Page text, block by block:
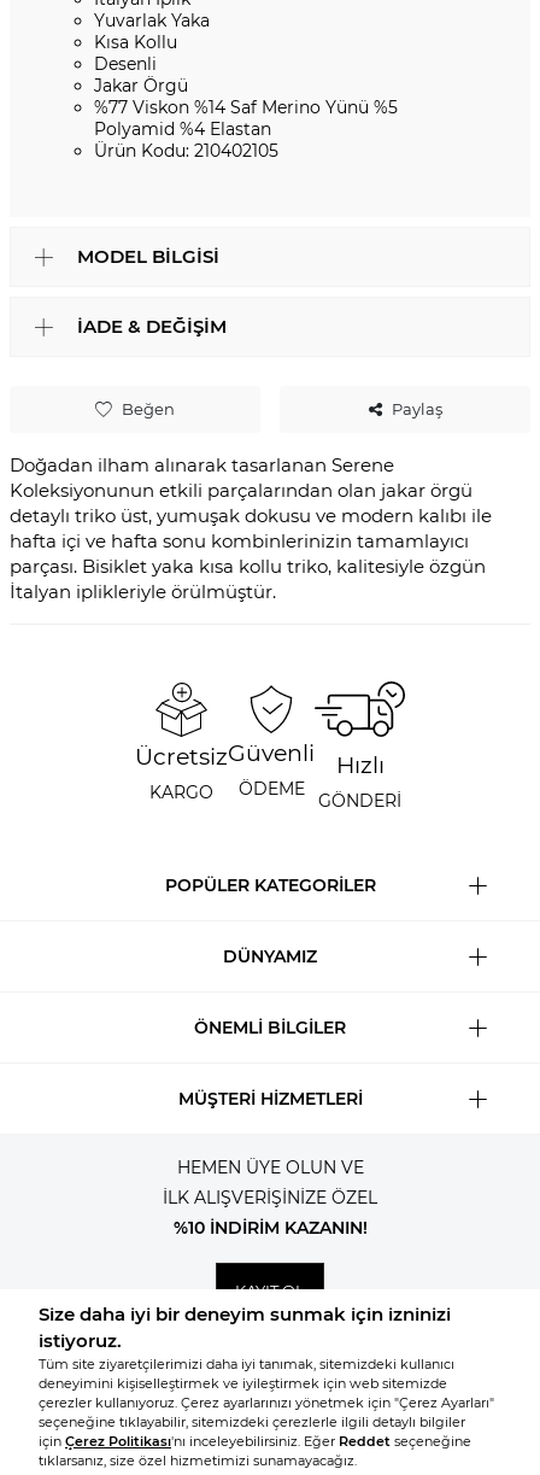
Beğen Paylaş
Doğadan ilham alınarak tasarlanan Serene
Koleksiyonunun etkili parçalarından olan jakar örgü
detaylı triko üst, yumuşak dokusu ve modern kalıbı ile
hafta içi ve hafta sonu kombinlerinizin tamamlayıcı
parçası. Bisiklet yaka kısa kollu triko, kalitesiyle özgün
İtalyan iplikleriyle örülmüştür.
Yuvarlak Yaka
Kısa Kollu
Desenli
Jakar Örgü
%77 Viskon %14 Saf Merino Yünü %5
Polyamid %4 Elastan
Ürün Kodu: 210402105
MODEL BILGISI
İADE & DEĞIŞIM
Ücretsiz
KARGO
Güvenli
ÖDEME
Hızlı
GÖNDERİ
POPÜLER KATEGORİLER
DÜNYAMIZ
ÖNEMLİ BİLGİLER
MÜŞTERİ HİZMETLERİ
HEMEN ÜYE OLUN VE
İLK ALIŞVERİŞİNİZE ÖZEL
%10 İNDİRİM KAZANIN!
KAYIT OL